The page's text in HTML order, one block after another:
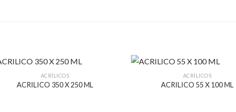
ACRÍLICOS
ACRILICO 350 X 250 ML
ACRÍLICOS
ACRILICO 55 X 100 ML